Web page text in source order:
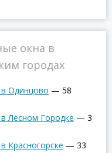
окна в
городах
Одинцово — 58
Лесном Городке — 3
Красногорске — 33